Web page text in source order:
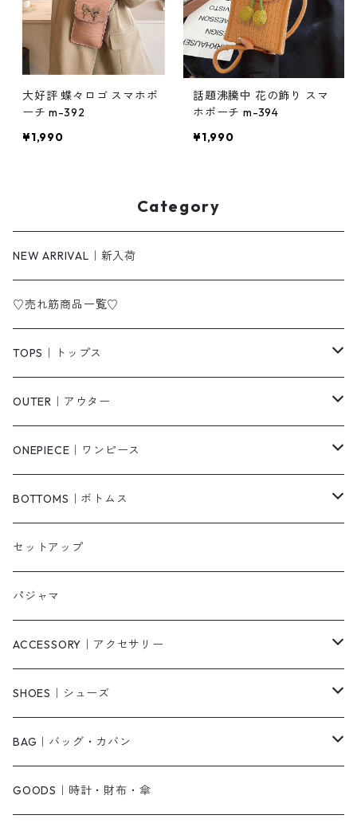
大好評 蝶々ロゴ スマホポ
ーチ m-392
¥1,990
話題沸騰中 花の飾り スマ
ホポーチ m-394
¥1,990
Category
NEW ARRIVAL｜新入荷
♡売れ筋商品一覧♡
TOPS｜トップス
Tシャツ/カットソー
シャツ/ブラウス
ベスト/チョッキ
タンクトップ/キャミソール
スウェット/パーカー
ニット/セーター
ベアトップ・チューブトップ
その他
OUTER｜アウター
ジャケット/ブルゾン
コート
カーディガン
ダウンコート
その他
ONEPIECE｜ワンピース
柄
無地
ニットワンピース
ロングワンピース
シャツワンピース
キャミワンピース
オールインワン・サロペット
BOTTOMS｜ボトムス
パンツ・デニム
ショートパンツ
スカート
その他
セットアップ
パジャマ
ACCESSORY｜アクセサリー
ピアス・リング
ネックレス
ベルト
SHOES｜シューズ
パンプス
サンダル
BAG｜バッグ・カバン
ショルダーバッグ
GOODS｜時計・財布・傘